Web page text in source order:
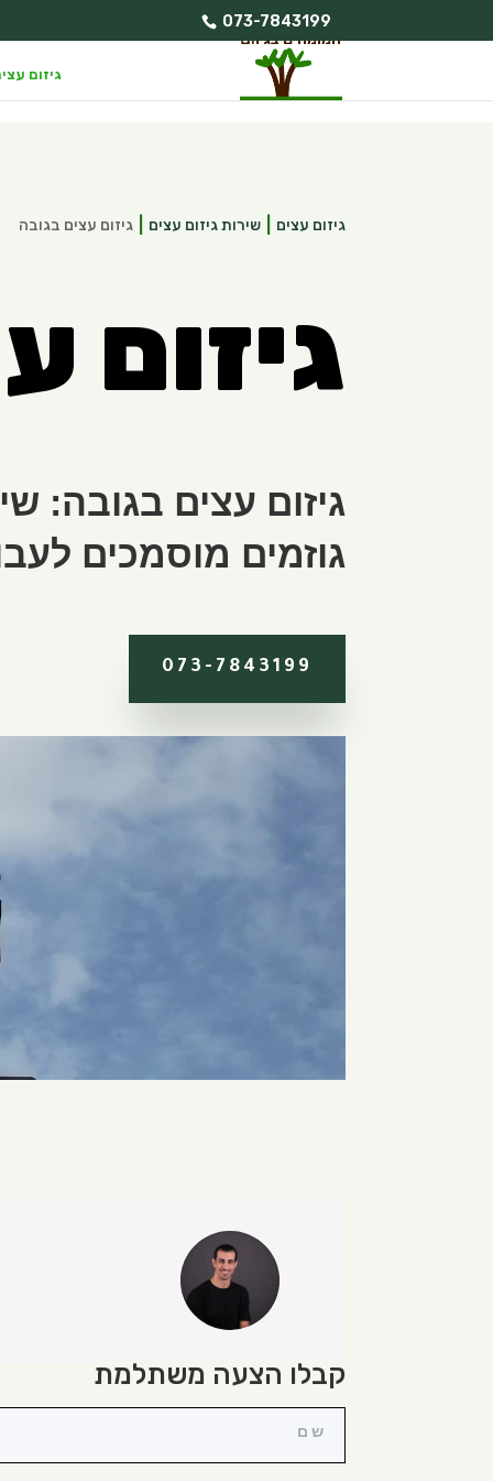
073-7843199
גיזום
גיזום עצים שירות גיזום עצים גיזום עצים בגובה
גיזום
גיזום עצים בגובה:
גוזמים מוסמכים
073-7843199
קבלו הצעה משתלמת